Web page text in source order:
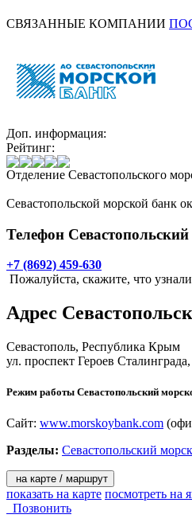
СВЯЗАННЫЕ КОМПАНИИ
Доп. информация:
Рейтинг:
Отделение Севастопольского
Севастопольской морской банк
Телефон
+7 (8692) 459-630
Пожалуйста, скажите, что
Адрес
Севастополь, Республика Крым
ул. проспект Героев Сталинграда,
Режим работы Севастопольский
Сайт: www.morskoybank.com
Разделы: Севастопольский
на карте / маршрут
показать на карте посмотреть на
Позвонить